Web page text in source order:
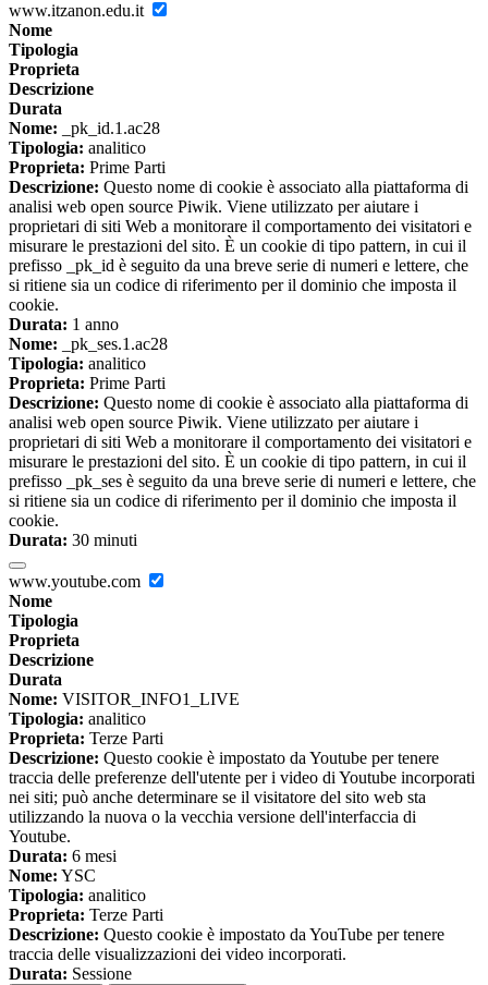
www.itzanon.edu.it
Nome
Tipologia
Proprieta
Descrizione
Durata
Nome: _pk_id.1.ac28
Tipologia: analitico
Proprieta: Prime Parti
Descrizione: Questo nome di cookie è associato alla piattaforma di
analisi web open source Piwik. Viene utilizzato per aiutare i
proprietari di siti Web a monitorare il comportamento dei visitatori e
misurare le prestazioni del sito. È un cookie di tipo pattern, in cui il
prefisso _pk_id è seguito da una breve serie di numeri e lettere, che
si ritiene sia un codice di riferimento per il dominio che imposta il
cookie.
Durata: 1 anno
Nome: _pk_ses.1.ac28
Tipologia: analitico
Proprieta: Prime Parti
Descrizione: Questo nome di cookie è associato alla piattaforma di
analisi web open source Piwik. Viene utilizzato per aiutare i
proprietari di siti Web a monitorare il comportamento dei visitatori e
misurare le prestazioni del sito. È un cookie di tipo pattern, in cui il
prefisso _pk_ses è seguito da una breve serie di numeri e lettere, che
si ritiene sia un codice di riferimento per il dominio che imposta il
cookie.
Durata: 30 minuti
www.youtube.com
Nome
Tipologia
Proprieta
Descrizione
Durata
Nome: VISITOR_INFO1_LIVE
Tipologia: analitico
Proprieta: Terze Parti
Descrizione: Questo cookie è impostato da Youtube per tenere
traccia delle preferenze dell'utente per i video di Youtube incorporati
nei siti; può anche determinare se il visitatore del sito web sta
utilizzando la nuova o la vecchia versione dell'interfaccia di
Youtube.
Durata: 6 mesi
Nome: YSC
Tipologia: analitico
Proprieta: Terze Parti
Descrizione: Questo cookie è impostato da YouTube per tenere
traccia delle visualizzazioni dei video incorporati.
Durata: Sessione